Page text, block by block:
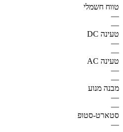
טווח חשמלי
—
—
טעינה DC
—
—
טעינה AC
—
—
מבנה מנוע
—
—
סטארט-סטופ
—